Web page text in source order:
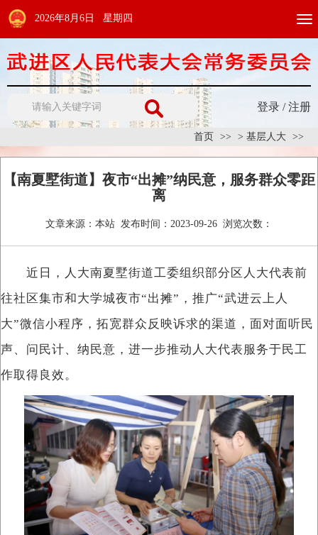
2026年8月6日 星期四
登录 /注册
首页 > 基层人大
【南夏墅街道】夜市“出摊”纳民意，服务群众零距
离
文章来源： 本站 发布时间： 2023-09-26 浏览次数：
近日，人大南夏墅街道工委组织部分区人大代表前
往社区集市和大学城夜市“出摊”，推广“武进云上人
大”微信小程序，拓宽群众反映诉求的渠道，面对面听民
声、问民计、纳民意，进一步推动人大代表服务于民工
作取得良效。